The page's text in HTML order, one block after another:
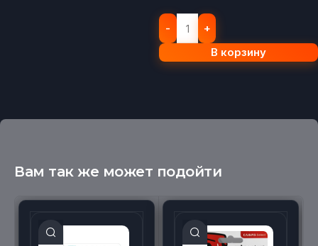
В корзину
Вам так же может подойти